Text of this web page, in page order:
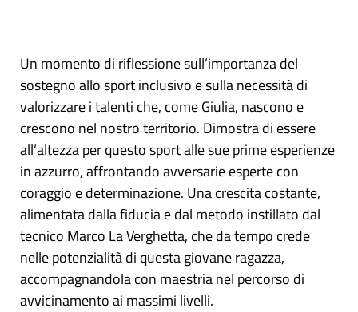
Un momento di riflessione sull’importanza del
sostegno allo sport inclusivo e sulla necessità di
valorizzare i talenti che, come Giulia, nascono e
crescono nel nostro territorio. Dimostra di essere
all’altezza per questo sport alle sue prime esperienze
in azzurro, affrontando avversarie esperte con
coraggio e determinazione. Una crescita costante,
alimentata dalla fiducia e dal metodo instillato dal
tecnico Marco La Verghetta, che da tempo crede
nelle potenzialità di questa giovane ragazza,
accompagnandola con maestria nel percorso di
avvicinamento ai massimi livelli.